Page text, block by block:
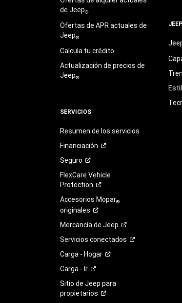
de Jeep®
Ofertas de APR actuales de
Jeep®
Calcula tu crédito
Actualización de precios de
Jeep®
SERVICIOS
Resumen de los servicios
Financiación
Seguro
FlexCare Vehicle
Protection
Accesorios Mopar®
originales
Mercancía de Jeep
Servicios conectados
Carga - Hogar
Carga - Ir
Sitio de Jeep para
propietarios